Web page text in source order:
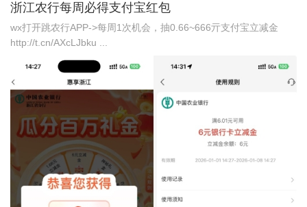
浙江农行每周必得支付宝红包
wx打开跳农行APP->每周1次机会，抽0.66~666亓支付宝立减金
http://t.cn/AXcLJbku ...